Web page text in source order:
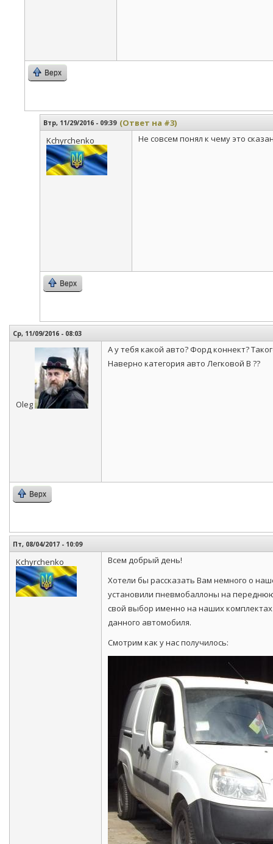
Верх
Втр, 11/29/2016 - 09:39 (Ответ на #3)
Kchyrchenko
Не совсем понял к чему это
Верх
Ср, 11/09/2016 - 08:03
Oleg
А у тебя какой авто? Форд коннект?
Наверно категория авто Легковой В ??
Верх
Пт, 08/04/2017 - 10:09
Kchyrchenko
Всем добрый день!
Хотели бы рассказать Вам немного о
установили пневмобаллоны на
свой выбор именно на наших
данного автомобиля.
Смотрим как у нас получилось: